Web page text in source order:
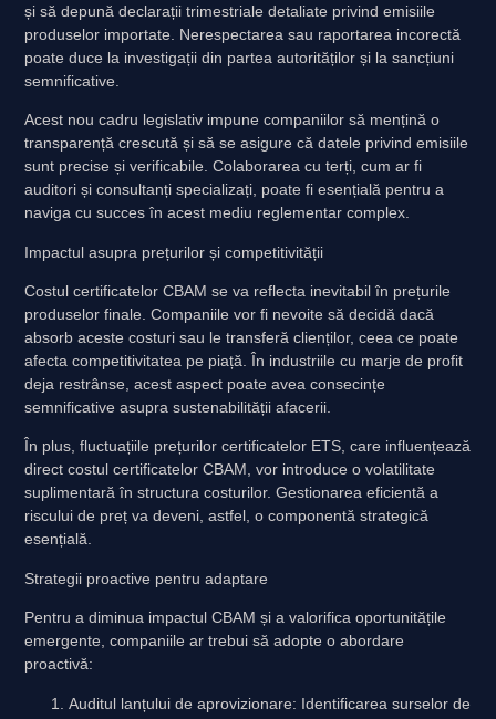
și să depună declarații trimestriale detaliate privind emisiile
produselor importate. Nerespectarea sau raportarea incorectă
poate duce la investigații din partea autorităților și la sancțiuni
semnificative.
Acest nou cadru legislativ impune companiilor să mențină o
transparență crescută și să se asigure că datele privind emisiile
sunt precise și verificabile. Colaborarea cu terți, cum ar fi
auditori și consultanți specializați, poate fi esențială pentru a
naviga cu succes în acest mediu reglementar complex.
Impactul asupra prețurilor și competitivității
Costul certificatelor CBAM se va reflecta inevitabil în prețurile
produselor finale. Companiile vor fi nevoite să decidă dacă
absorb aceste costuri sau le transferă clienților, ceea ce poate
afecta competitivitatea pe piață. În industriile cu marje de profit
deja restrânse, acest aspect poate avea consecințe
semnificative asupra sustenabilității afacerii.
În plus, fluctuațiile prețurilor certificatelor ETS, care influențează
direct costul certificatelor CBAM, vor introduce o volatilitate
suplimentară în structura costurilor. Gestionarea eficientă a
riscului de preț va deveni, astfel, o componentă strategică
esențială.
Strategii proactive pentru adaptare
Pentru a diminua impactul CBAM și a valorifica oportunitățile
emergente, companiile ar trebui să adopte o abordare
proactivă:
Auditul lanțului de aprovizionare: Identificarea surselor de